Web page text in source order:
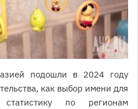
подошли в 2024 году
как выбор имени для
по регионам